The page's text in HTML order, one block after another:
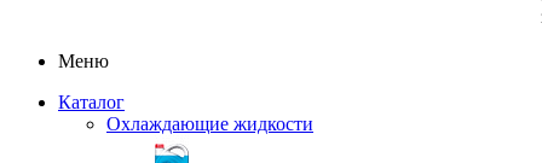
Меню
Каталог
Охлаждающие жидкости